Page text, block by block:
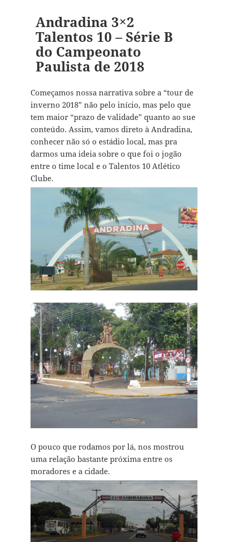
Andradina 3×2
Talentos 10 – Série B
do Campeonato
Paulista de 2018
Começamos nossa narrativa sobre a “tour de
inverno 2018” não pelo início, mas pelo que
tem maior “prazo de validade” quanto ao sue
conteúdo. Assim, vamos direto à Andradina,
conhecer não só o estádio local, mas pra
darmos uma ideia sobre o que foi o jogão
entre o time local e o Talentos 10 Atlético
Clube.
O pouco que rodamos por lá, nos mostrou
uma relação bastante próxima entre os
moradores e a cidade.